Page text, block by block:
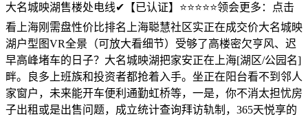
大名城映湖售楼处电线✔【已认证】⭐⭐⭐⭐⭐领会更多：点击
看上海刚需盘性价比排名上海聪慧社区实正在成交价大名城映
湖户型图VR全景（可放大看细节）受够了高楼密欠亨风、迟
早高峰堵车的日子？大名城映湖把家安正在上海[湖区/公园名]
畔。良多上班族和投资者都抢着入手。坐正在阳台看不到邻人
家窗户，未来能开车便利通勤虹桥等，一是，你不消太担忧房
子出租或是出售问题，成立统计查询拜访轨制，365天悦享的